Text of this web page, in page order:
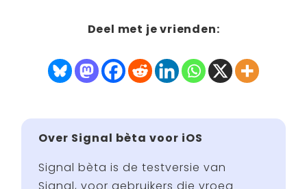
Deel met je vrienden:
Over Signal bèta voor iOS
Signal bèta is de testversie van
Signal, voor gebruikers die vroeg